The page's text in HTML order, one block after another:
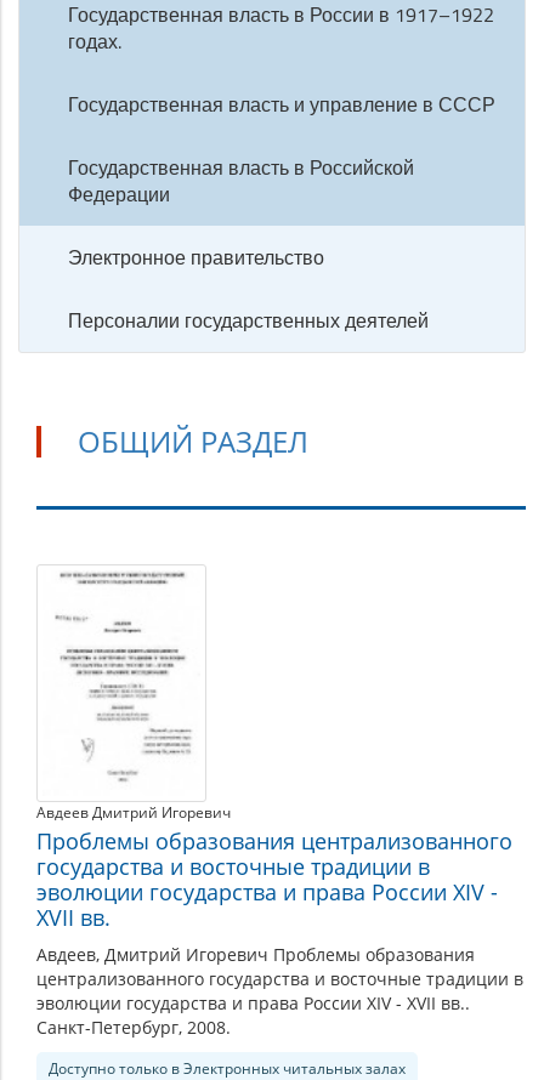
Государственная власть в России в 1917–1922
годах.
Государственная власть и управление в СССР
Государственная власть в Российской
Федерации
Электронное правительство
Персоналии государственных деятелей
ОБЩИЙ РАЗДЕЛ
Общий
раздел
Авдеев Дмитрий Игоревич
Проблемы образования централизованного
государства и восточные традиции в
эволюции государства и права России XIV -
XVII вв.
Авдеев, Дмитрий Игоревич Проблемы образования
централизованного государства и восточные традиции в
эволюции государства и права России XIV - XVII вв..
Санкт-Петербург, 2008.
Доступно только в Электронных читальных залах